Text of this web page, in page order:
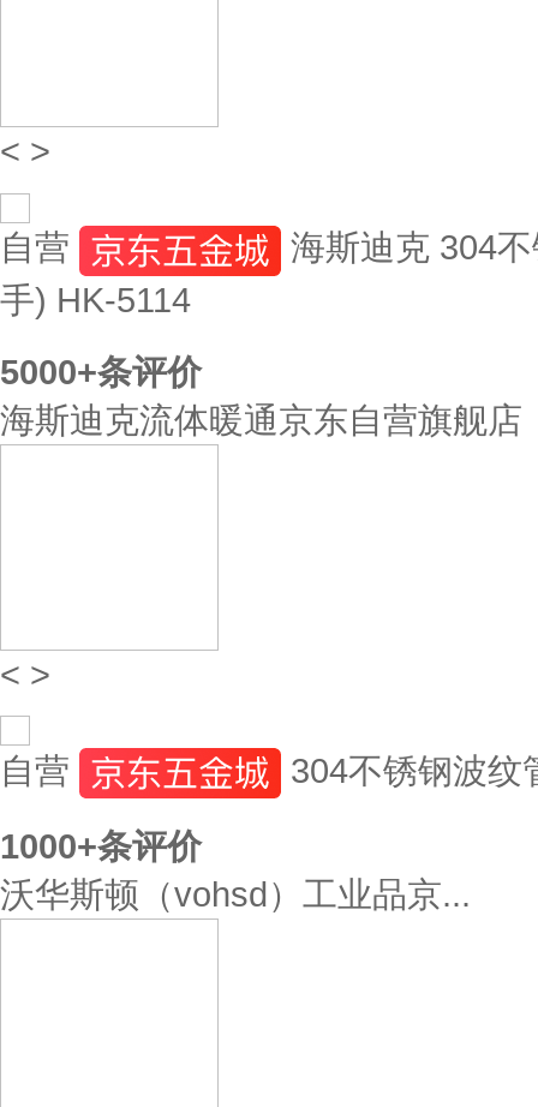
< >
自营
海斯迪克 304
手) HK-5114
5000+条评价
海斯迪克流体暖通京东自营旗舰店
< >
自营
304不锈钢波纹
1000+条评价
沃华斯顿（vohsd）工业品京...